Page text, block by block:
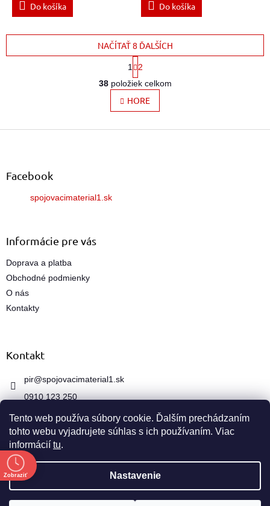
Tento web používa súbory cookie. Ďalším prechádzaním
tohto webu vyjadrujete súhlas s ich používaním. Viac
informácií tu.
Nastavenie
Do košíka
Do košíka
O
v
l
á
NAČÍTAŤ 8 ĎALŠÍCH
S
t
r
á
n
k
v
1
2
38položiek celkom
HORE
Z
Facebook
spojovacimaterial1.sk
Informácie pre vás
Doprava a platba
Obchodné podmienky
O nás
Kontakty
Kontakt
pir@spojovacimaterial1.sk
0910 123 250
spojovacimaterial1.sk
Zobraziť